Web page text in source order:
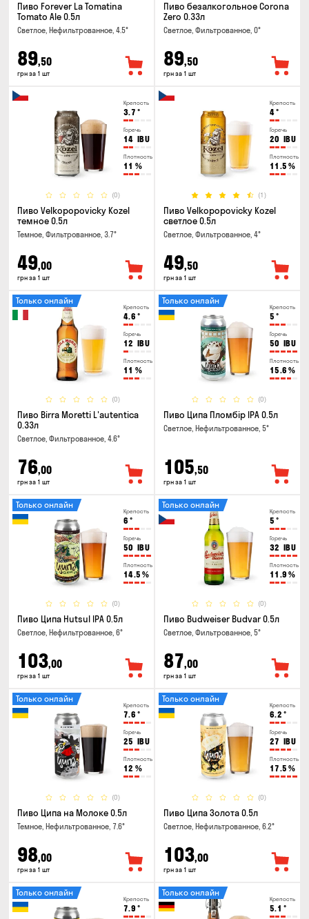
Пиво Forever La Tomatina
Tomato Ale 0.5л
Светлое, Нефильтрованное, 4.5°
89,50
грн за 1 шт
Пиво безалкогольное Corona
Zero 0.33л
Светлое, Фильтрованное, 0°
89,50
грн за 1 шт
Крепость
3.7 °
Горечь
14 IBU
Плотность
11 %
(0)
Пиво Velkopopovicky Kozel
темное 0.5л
Темное, Фильтрованное, 3.7°
49,00
грн за 1 шт
Крепость
4°
Горечь
20 IBU
Плотность
11.5 %
(1)
Пиво Velkopopovicky Kozel
светлое 0.5л
Светлое, Фильтрованное, 4°
49,50
грн за 1 шт
Крепость
4.6 °
Горечь
12 IBU
Плотность
11 %
(0)
Только онлайн
Пиво Birra Moretti L'autentica
0.33л
Светлое, Фильтрованное, 4.6°
76,00
грн за 1 шт
Крепость
5 °
Горечь
50 IBU
Плотность
15.6 %
(0)
Только онлайн
Пиво Ципа Пломбір IPA 0.5л
Светлое, Нефильтрованное, 5°
105,50
грн за 1 шт
Крепость
6 °
Горечь
50 IBU
Плотность
14.5 %
(0)
Только онлайн
Пиво Ципа Hutsul IPA 0.5л
Светлое, Нефильтрованное, 6°
103,00
грн за 1 шт
Крепость
5 °
Горечь
32 IBU
Плотность
11.9 %
(0)
Только онлайн
Пиво Budweiser Budvar 0.5л
Светлое, Фильтрованное, 5°
87,00
грн за 1 шт
Крепость
7.6 °
Горечь
25 IBU
Плотность
12 %
(0)
Только онлайн
Пиво Ципа на Молоке 0.5л
Темное, Нефильтрованное, 7.6°
98,00
грн за 1 шт
Крепость
6.2 °
Горечь
27 IBU
Плотность
17.5 %
(0)
Только онлайн
Пиво Ципа Золота 0.5л
Светлое, Нефильтрованное, 6.2°
103,00
грн за 1 шт
Крепость
7.9 °
Только онлайн
Крепость
5.1 °
Только онлайн